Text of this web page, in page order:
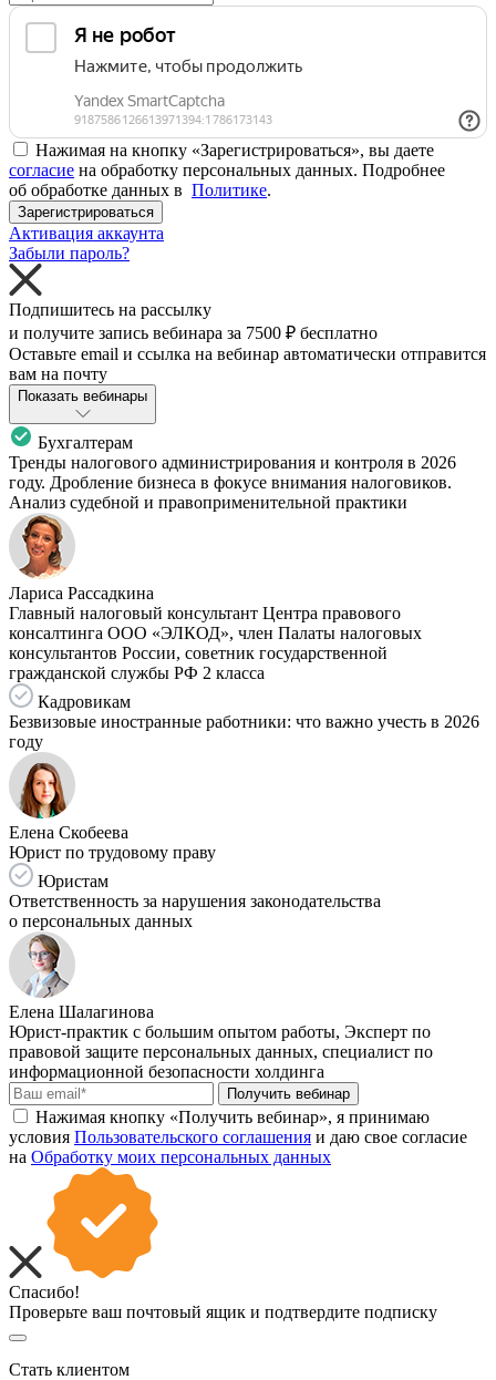
Нажимая на кнопку «Зарегистрироваться», вы даете
согласие на обработку персональных данных. Подробнее
об обработке данных в Политике.
Зарегистрироваться
Активация аккаунта
Забыли пароль?
Подпишитесь на рассылку
и получите запись вебинара за 7500 ₽ бесплатно
Оставьте email и ссылка на вебинар автоматически отправится
вам на почту
Показать вебинары
Бухгалтерам
Тренды налогового администрирования и контроля в 2026
году. Дробление бизнеса в фокусе внимания налоговиков.
Анализ судебной и правоприменительной практики
Лариса Рассадкина
Главный налоговый консультант Центра правового
консалтинга ООО «ЭЛКОД», член Палаты налоговых
консультантов России, советник государственной
гражданской службы РФ 2 класса
Кадровикам
Безвизовые иностранные работники: что важно учесть в 2026
году
Елена Скобеева
Юрист по трудовому праву
Юристам
Ответственность за нарушения законодательства
о персональных данных
Елена Шалагинова
Юрист-практик с большим опытом работы, Эксперт по
правовой защите персональных данных, специалист по
информационной безопасности холдинга
Получить вебинар
Нажимая кнопку «Получить вебинар», я принимаю
условия Пользовательского соглашения и даю свое согласие
на Обработку моих персональных данных
Спасибо!
Проверьте ваш почтовый ящик и подтвердите подписку
Стать клиентом